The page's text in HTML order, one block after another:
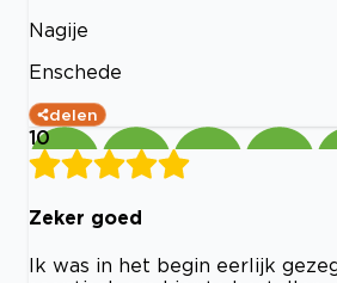
Nagije
Enschede
delen
10
Zeker goed
Ik was in het begin eerlijk